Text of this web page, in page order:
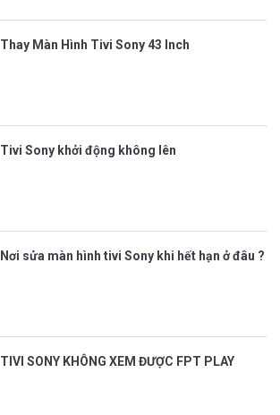
Thay Màn Hình Tivi Sony 43 Inch
Tivi Sony khởi động không lên
Nơi sửa màn hình tivi Sony khi hết hạn ở đâu ?
TIVI SONY KHÔNG XEM ĐƯỢC FPT PLAY